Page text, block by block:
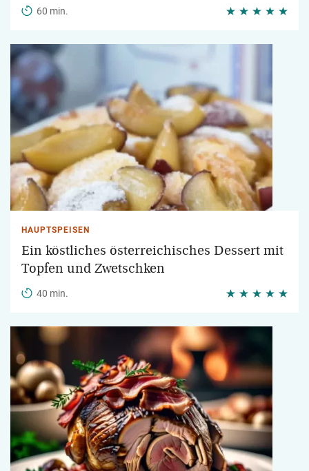
60 min.
HAUPTSPEISEN
Ein köstliches österreichisches Dessert mit
Topfen und Zwetschken
40 min.